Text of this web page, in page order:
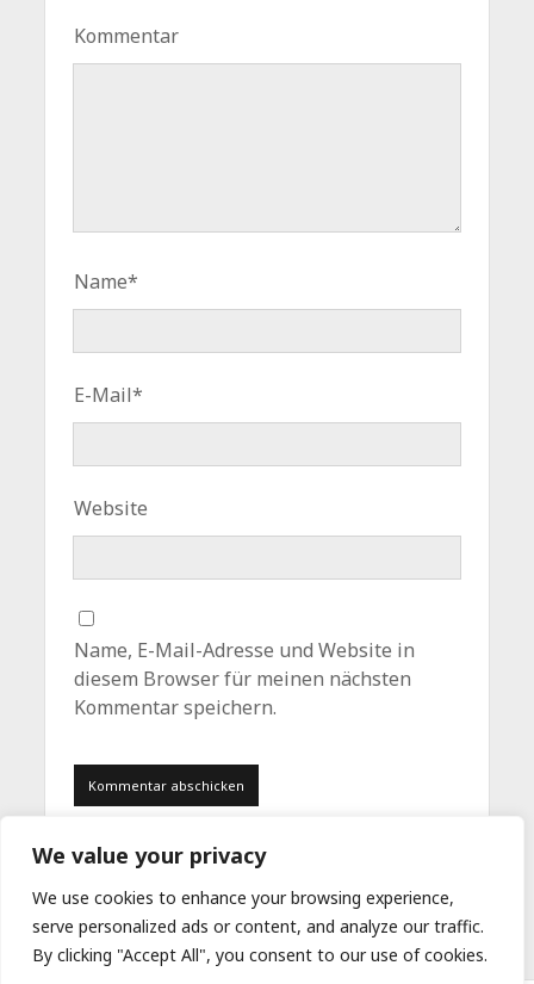
We value your privacy
We use cookies to enhance your browsing experience,
serve personalized ads or content, and analyze our traffic.
By clicking "Accept All", you consent to our use of cookies.
Kommentar
Name*
E-Mail*
Website
Name, E-Mail-Adresse und Website in
diesem Browser für meinen nächsten
Kommentar speichern.